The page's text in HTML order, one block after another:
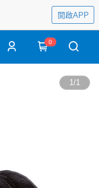
開啟APP
0
1/1